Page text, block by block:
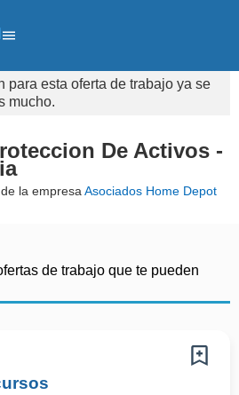
para esta oferta de trabajo ya se
mucho.
De Activos -
de la empresa Asociados Home Depot
de trabajo que te pueden